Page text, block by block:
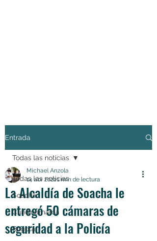
Entrada
Todas las noticias
Soacha
Cundinamarca
Bogotá
Todas las noticias
La Alcaldía de Soacha le
entregó 50 cámaras de
seguridad a la Policía
Michael Anzola
14 abr 20211 min de lectura